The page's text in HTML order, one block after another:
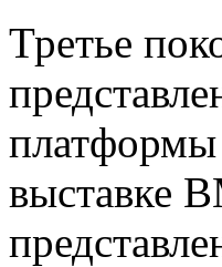
Третье
выставке